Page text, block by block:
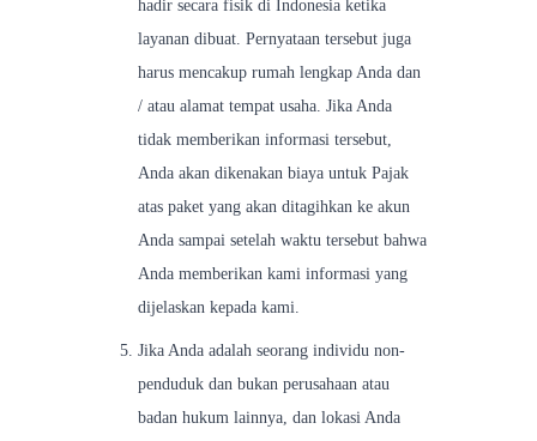
hadir secara fisik di Indonesia ketika
layanan dibuat. Pernyataan tersebut juga
harus mencakup rumah lengkap Anda dan
/ atau alamat tempat usaha. Jika Anda
tidak memberikan informasi tersebut,
Anda akan dikenakan biaya untuk Pajak
atas paket yang akan ditagihkan ke akun
Anda sampai setelah waktu tersebut bahwa
Anda memberikan kami informasi yang
dijelaskan kepada kami.
Jika Anda adalah seorang individu non-
penduduk dan bukan perusahaan atau
badan hukum lainnya, dan lokasi Anda